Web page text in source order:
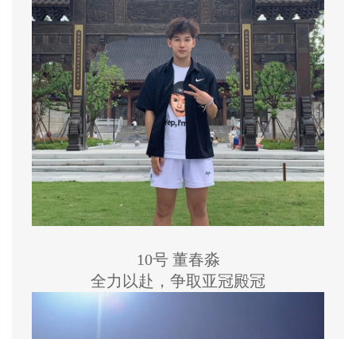
10号 董春淼
全力以赴，争取亚冠殿冠